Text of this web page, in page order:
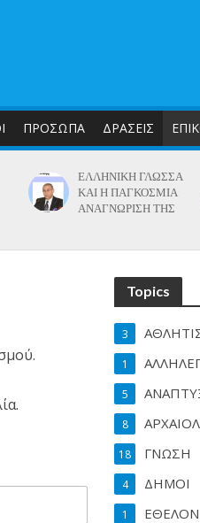
ΠΡΟΣΩΠΑ ΔΡΑΣΕΙΣ
ΕΛΛΗΝΙΚΗ ΓΛΩΣΣΑ
ΚΑΙ Η ΠΑΓΚΟΣΜΙΑ
ΑΝΑΓΝΩΡΙΣΗ ΤΗΣ
Topics
3
1
5
8
ΓΝΩΣΗ
18
ΔΗΜΟΙ
4
1